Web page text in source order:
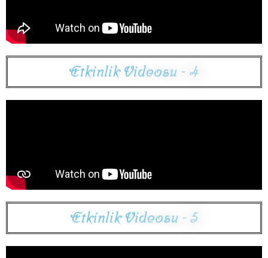
Etkinlik Videosu - 4
Etkinlik Videosu - 5